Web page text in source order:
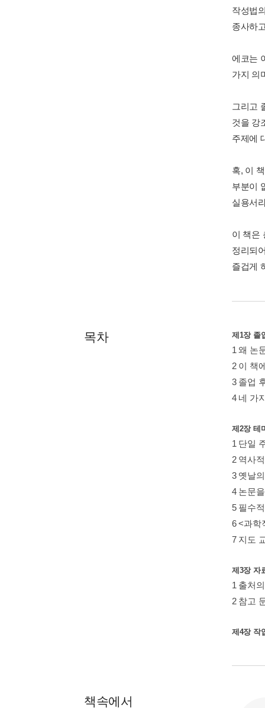
작성법
종사하
에코는
가지 의
그리고
것을 강
주제에
혹, 이
부분이
실용서
이 책은
정리되
즐겁게
목차 제1장 졸
1 왜 논
2 이 책
3 졸업
4 네 가
제2장 테
1 단일
2 역사
3 옛날
4 논문
5 필수
6 <과학
7 지도
제3장 자
1 출처
2 참고
제4장 작
책속에서